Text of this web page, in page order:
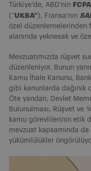
Türkiye’de, ABD’nin FCPA
(“UKBA”), Fransa’nın
özel düzenlemelerinden
alanında yeknesak ve
Mevzuatımızda rüşvet
düzenleniyor. Bunun
Kamu İhale Kanunu,
gibi kanunlarda dağınık
Öte yandan, Devlet
Bulunulması, Rüşvet ve
kamu görevlilerinin etik
mevzuat kapsamında
yükümlülükler